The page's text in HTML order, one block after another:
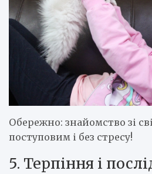
Обережно: знайомство зі
поступовим і без стресу!
5. Терпіння і